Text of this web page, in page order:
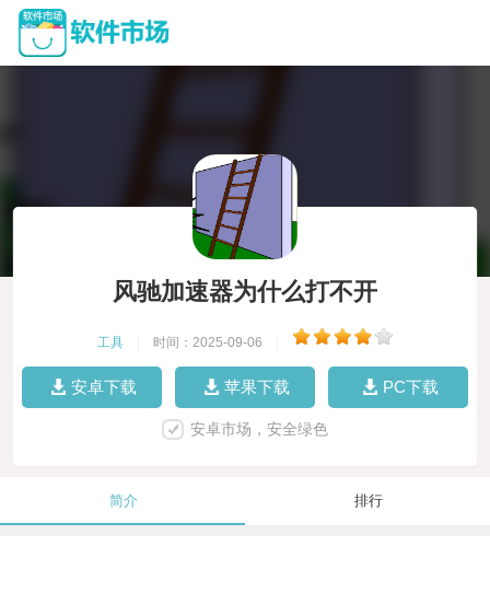
风驰加速器为什么打不开
工具 时间：2025-09-06
安卓下载 苹果下载 PC下载
安卓市场，安全绿色
简介 排行